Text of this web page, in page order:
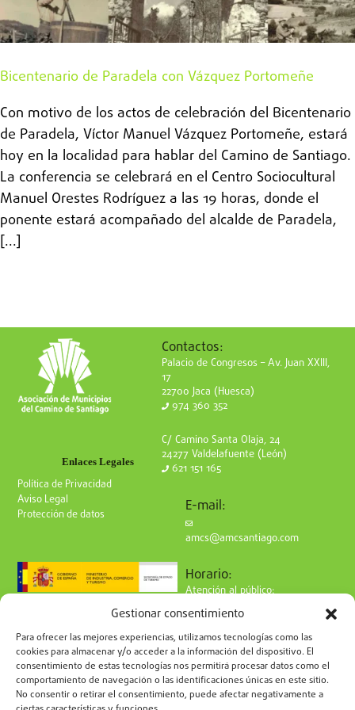
Gestionar consentimiento
Para ofrecer las mejores experiencias, utilizamos tecnologías como las
cookies para almacenar y/o acceder a la información del dispositivo. El
consentimiento de estas tecnologías nos permitirá procesar datos como el
comportamiento de navegación o las identificaciones únicas en este sitio.
No consentir o retirar el consentimiento, puede afectar negativamente a
Bicentenario de Paradela con Vázquez Portomeñe
Con motivo de los actos de celebración del Bicentenario
de Paradela, Víctor Manuel Vázquez Portomeñe, estará
hoy en la localidad para hablar del Camino de Santiago.
La conferencia se celebrará en el Centro Sociocultural
Manuel Orestes Rodríguez a las 19 horas, donde el
ponente estará acompañado del alcalde de Paradela,
[...]
Enlaces Legales
Política de Privacidad
Aviso Legal
Protección de datos
Contactos:
Palacio de Congresos – Av. Juan XXIII,
17
22700 Jaca (Huesca)
974 360 352
C/ Camino Santa Olaja, 24
24277 Valdelafuente (León)
621 151 165
E-mail:
amcs@amcsantiago.com
Horario:
Atención al público:
de Lunes a Viernes
de 9 a 15h
Síguenos en redes: